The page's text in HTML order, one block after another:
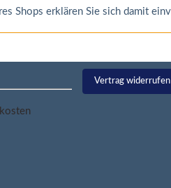
Shops erklären Sie sich damit
Vertrag widerrufen